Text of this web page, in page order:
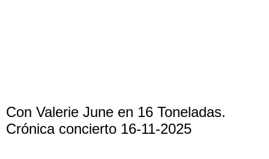
Con Valerie June en 16 Toneladas.
Crónica concierto 16-11-2025